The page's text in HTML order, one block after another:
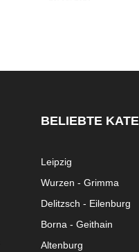
BELIEBTE
Leipzig
Wurzen - Grimma
Delitzsch - Eilenburg
Borna - Geithain
Altenburg